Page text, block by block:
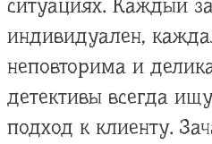
ситуациях. Каждый
индивидуален,
неповторима и
детективы всегда
подход к клиенту.